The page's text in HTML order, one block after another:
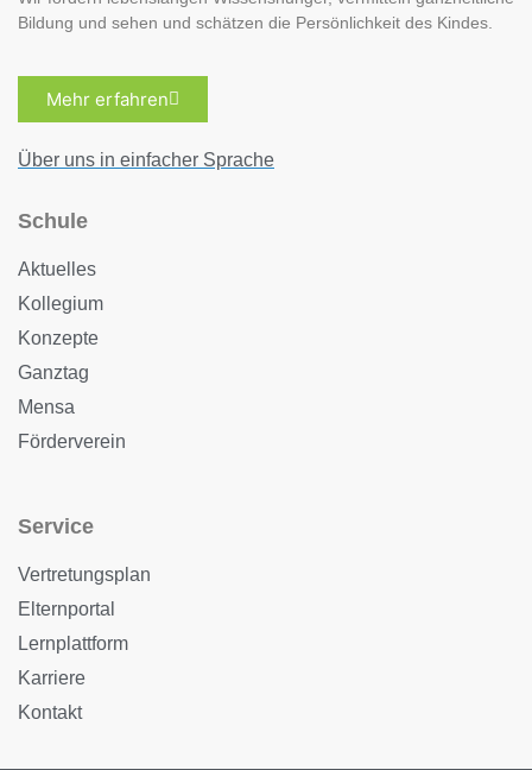
Bildung und sehen und schätzen die Persönlichkeit des Kindes.
Mehr erfahren
Über uns in einfacher Sprache
Schule
Aktuelles
Kollegium
Konzepte
Ganztag
Mensa
Förderverein
Service
Vertretungsplan
Elternportal
Lernplattform
Karriere
Kontakt